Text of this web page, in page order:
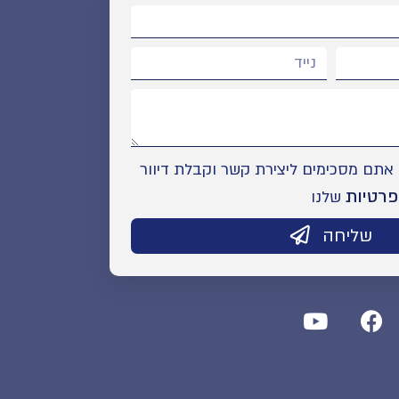
מסכימים ליצירת קשר וקבלת דיוור
שלנו
שליחה